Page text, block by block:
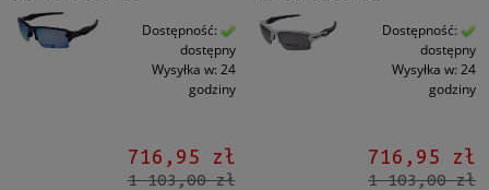
Kształt
Prostokątne
Dostępność:
dostępny
Wysyłka w: 24
godziny
716,95 zł
1 103,00 zł
Dostępność:
dostępny
Wysyłka w: 24
godziny
716,95 zł
1 103,00 zł